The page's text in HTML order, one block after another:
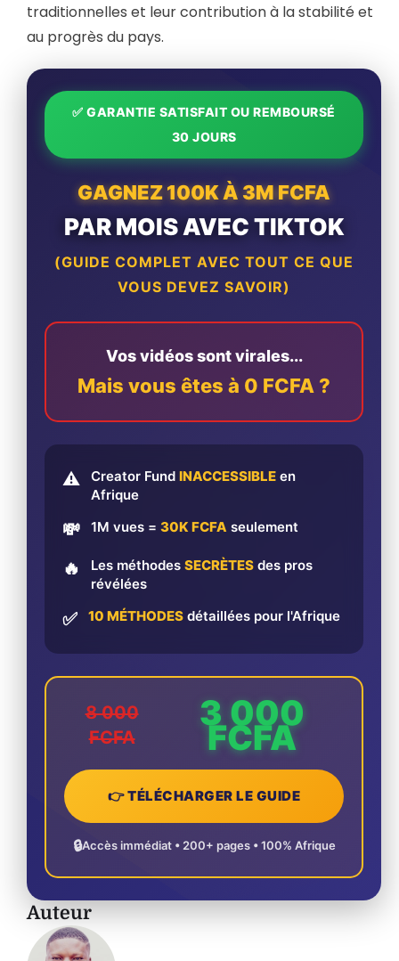
traditionnelles et leur contribution à la stabilité et
au progrès du pays.
✅ GARANTIE SATISFAIT OU REMBOURSÉ
30 JOURS
GAGNEZ 100K À 3M FCFA
PAR MOIS AVEC TIKTOK
(GUIDE COMPLET AVEC TOUT CE QUE
VOUS DEVEZ SAVOIR)
Vos vidéos sont virales...
Mais vous êtes à 0 FCFA ?
⚠️ Creator Fund INACCESSIBLE en
Afrique
💸 1M vues = 30K FCFA seulement
🔥 Les méthodes SECRÈTES des pros
révélées
✅ 10 MÉTHODES détaillées pour l'Afrique
8 000
FCFA
3 000
FCFA
👉 TÉLÉCHARGER LE GUIDE
🔒Accès immédiat • 200+ pages • 100% Afrique
Auteur